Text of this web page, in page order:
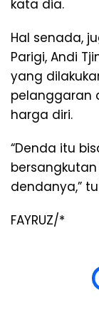
kata dia.
Hal senada,
Parigi, Andi
yang
pelanggaran
harga diri.
“Denda itu
dendanya,”
FAYRUZ/*